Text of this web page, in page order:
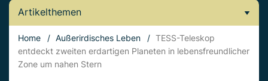
Artikelthemen
Home / Außerirdisches Leben / TESS-Teleskop
entdeckt zweiten erdartigen Planeten in lebensfreundlicher
Zone um nahen Stern